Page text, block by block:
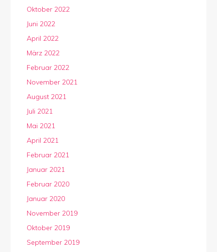
Oktober 2022
Juni 2022
April 2022
März 2022
Februar 2022
November 2021
August 2021
Juli 2021
Mai 2021
April 2021
Februar 2021
Januar 2021
Februar 2020
Januar 2020
November 2019
Oktober 2019
September 2019